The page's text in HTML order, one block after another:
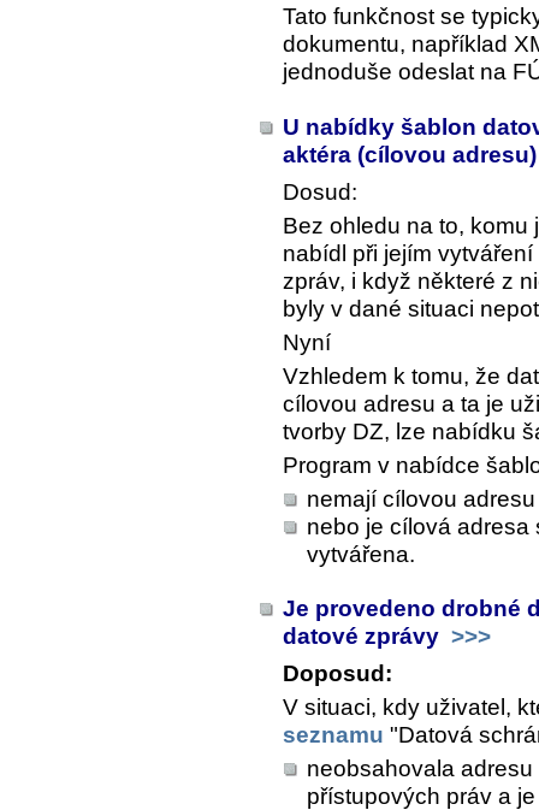
Tato funkčnost se
dokumentu, například
jednoduše odeslat na
U nabídky šablon
aktéra (cílovou
Dosud:
Bez ohledu na to, komu
nabídl při jejím
zpráv, i když některé z
byly v dané situaci
Nyní
Vzhledem k tomu, že
cílovou adresu a ta je
tvorby DZ, lze nabídku
Program v nabídce
nemají cílovou
nebo je cílová adresa
vytvářena.
Je provedeno drobné
datové zprávy >>>
Doposud:
V situaci, kdy uživatel,
seznamu "Datová
neobsahovala
přístupových práv a